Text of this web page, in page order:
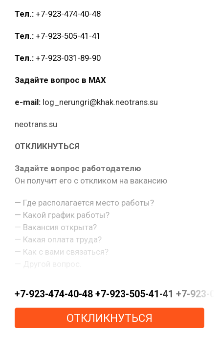
Тел.: +7-923-474-40-48
Тел.: +7-923-505-41-41
Тел.: +7-923-031-89-90
Задайте вопрос в MAX
e-mail: log_nerungri@khak.neotrans.su
neotrans.su
ОТКЛИКНУТЬСЯ
Задайте вопрос работодателю
Он получит его с откликом на вакансию
— Где располагается место работы?
— Какой график работы?
— Вакансия открыта?
— Какая оплата труда?
— Как с вами связаться?
+7-923-474-40-48 +7-923-505-41-41 +7-923-
ОТКЛИКНУТЬСЯ